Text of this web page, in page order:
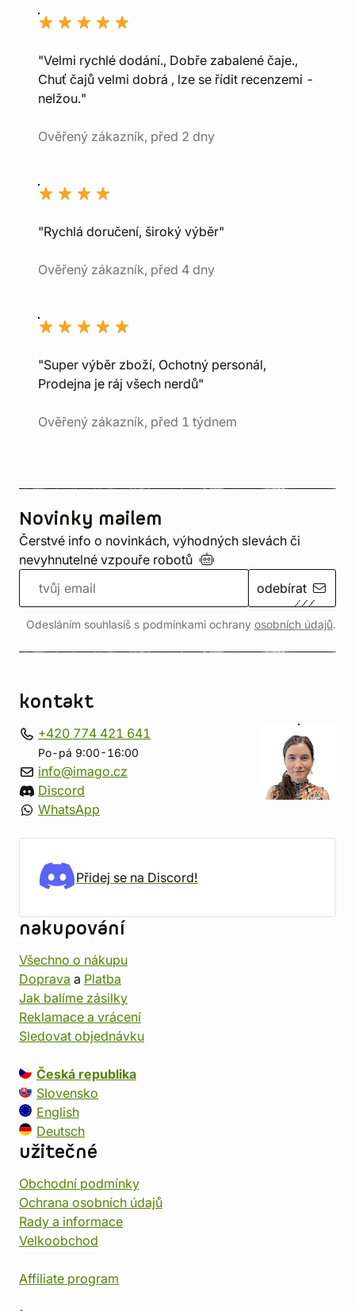
"Velmi rychlé dodání., Dobře zabalené čaje.,
Chuť čajů velmi dobrá , lze se řídit recenzemi -
nelžou."
Ověřený zákazník, před 2 dny
"Rychlá doručení, široký výběr"
Ověřený zákazník, před 4 dny
"Super výběr zboží, Ochotný personál,
Prodejna je ráj všech nerdů"
Ověřený zákazník, před 1 týdnem
Novinky mailem
Čerstvé info o novinkách, výhodných slevách či
nevyhnutelné vzpouře robotů
odebírat
Odesláním souhlasíš s podmínkami ochrany osobních údajů.
kontakt
+420 774 421 641
Po-pá 9:00-16:00
info@imago.cz
Discord
WhatsApp
Přidej se na Discord!
nakupování
Všechno o nákupu
Doprava a Platba
Jak balíme zásilky
Reklamace a vrácení
Sledovat objednávku
Česká republika
Slovensko
English
Deutsch
užitečné
Obchodní podmínky
Ochrana osobních údajů
Rady a informace
Velkoobchod
Affiliate program